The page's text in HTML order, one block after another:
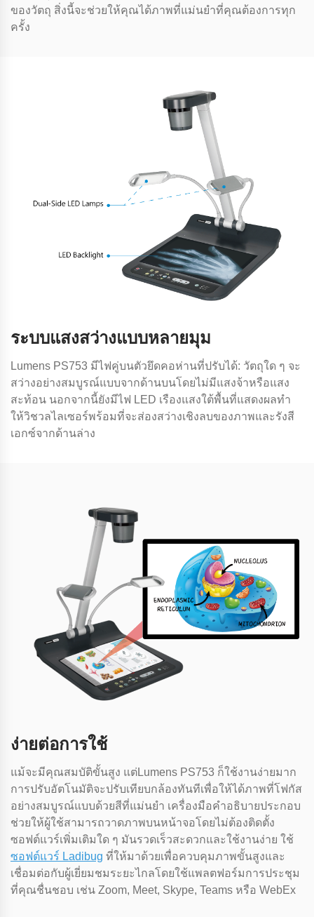
ของวัตถุ สิ่งนี้จะช่วยให้คุณได้ภาพที่แม่นยําที่คุณต้องการทุก
ครั้ง
ระบบแสงสว่างแบบหลายมุม
Lumens PS753 มีไฟคู่บนตัวยึดคอห่านที่ปรับได้: วัตถุใด ๆ จะ
สว่างอย่างสมบูรณ์แบบจากด้านบนโดยไม่มีแสงจ้าหรือแสง
สะท้อน นอกจากนี้ยังมีไฟ LED เรืองแสงใต้พื้นที่แสดงผลทํา
ให้วิชวลไลเซอร์พร้อมที่จะส่องสว่างเชิงลบของภาพและรังสี
เอกซ์จากด้านล่าง
ง่ายต่อการใช้
แม้จะมีคุณสมบัติขั้นสูง แต่Lumens PS753 ก็ใช้งานง่ายมาก
การปรับอัตโนมัติจะปรับเทียบกล้องทันทีเพื่อให้ได้ภาพที่โฟกัส
อย่างสมบูรณ์แบบด้วยสีที่แม่นยํา เครื่องมือคําอธิบายประกอบ
ช่วยให้ผู้ใช้สามารถวาดภาพบนหน้าจอโดยไม่ต้องติดตั้ง
ซอฟต์แวร์เพิ่มเติมใด ๆ มันรวดเร็วสะดวกและใช้งานง่าย ใช้
ซอฟต์แวร์ Ladibug ที่ให้มาด้วยเพื่อควบคุมภาพขั้นสูงและ
เชื่อมต่อกับผู้เยี่ยมชมระยะไกลโดยใช้แพลตฟอร์มการประชุม
ที่คุณชื่นชอบ เช่น Zoom, Meet, Skype, Teams หรือ WebEx